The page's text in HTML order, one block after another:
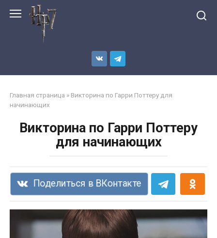
Главная страница » Викторина по Гарри Поттеру для
начинающих
Викторина по Гарри Поттеру
для начинающих
Поделиться в ВКонтакте